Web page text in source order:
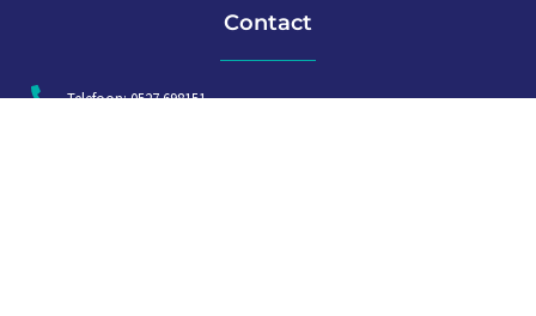
Contact
Telefoon: 0527 698151